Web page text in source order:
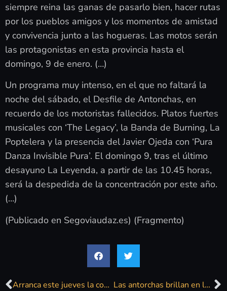
siempre reina las ganas de pasarlo bien, hacer rutas
por los pueblos amigos y los momentos de amistad
y convivencia junto a las hogueras. Las motos serán
las protagonistas en esta provincia hasta el
domingo, 9 de enero. (…)
Un programa muy intenso, en el que no faltará la
noche del sábado, el Desfile de Antonchas, en
recuerdo de los motoristas fallecidos. Platos fuertes
musicales con ‘The Legacy’, la Banda de Burning, La
Poptelera y la presencia del Javier Ojeda con ‘Pura
Danza Invisible Pura’. El domingo 9, tras el último
desayuno La Leyenda, a partir de las 10.45 horas,
será la despedida de la concentración por este año.
(…)
(Publicado en Segoviaudaz.es) (Fragmento)
Arranca este jueves la concentración motera ‘La leyenda continúa’ de Cantalejo, Segovia Las antorchas brillan en la última noche de La Leyenda en Cantalejo